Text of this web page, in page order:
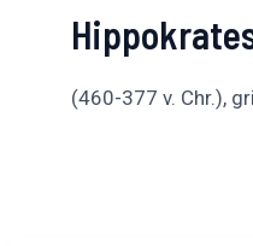
(460-377 v. Chr.),